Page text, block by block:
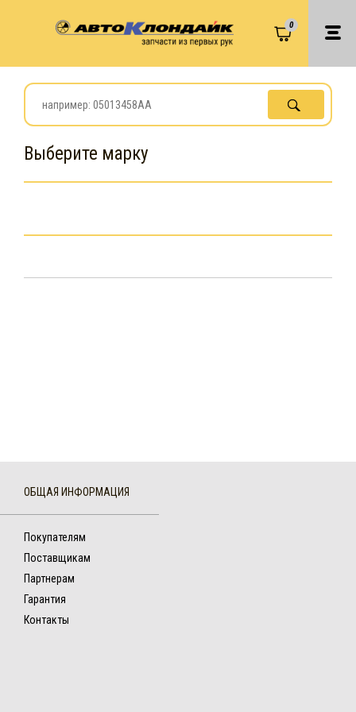
0
Выберите марку
ОБЩАЯ ИНФОРМАЦИЯ
Покупателям
Поставщикам
Партнерам
Гарантия
Контакты